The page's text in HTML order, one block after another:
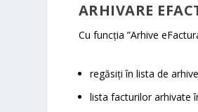
ARHIVARE
Cu funcția ”Arhive
regăsiți în lista de
lista facturilor arhivate